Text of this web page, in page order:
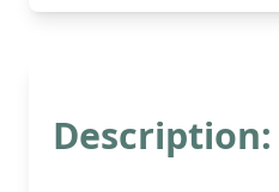
Description: